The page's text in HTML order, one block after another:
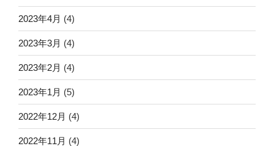
2023年4月 (4)
2023年3月 (4)
2023年2月 (4)
2023年1月 (5)
2022年12月 (4)
2022年11月 (4)